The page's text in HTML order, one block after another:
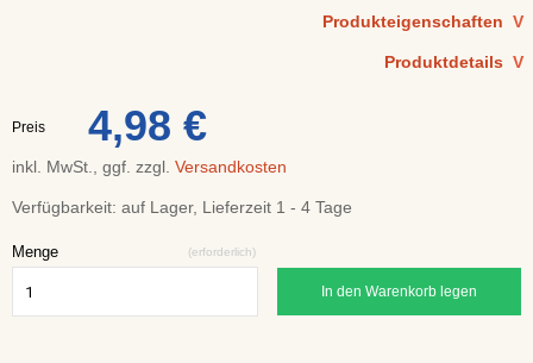
Produkteigenschaften V
Produktdetails V
Preis 4,98 €
inkl. MwSt., ggf. zzgl. Versandkosten
Verfügbarkeit: auf Lager, Lieferzeit 1 - 4 Tage
Menge (erforderlich)
In den Warenkorb legen